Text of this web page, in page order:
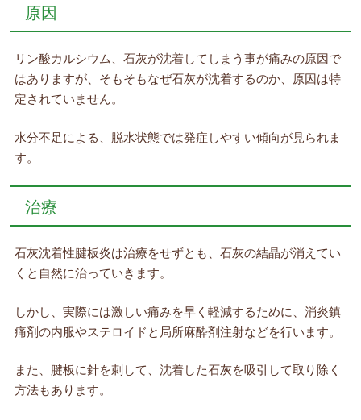
原因
リン酸カルシウム、石灰が沈着してしまう事が痛みの原因で
はありますが、そもそもなぜ石灰が沈着するのか、原因は特
定されていません。
水分不足による、脱水状態では発症しやすい傾向が見られま
す。
治療
石灰沈着性腱板炎は治療をせずとも、石灰の結晶が消えてい
くと自然に治っていきます。
しかし、実際には激しい痛みを早く軽減するために、消炎鎮
痛剤の内服やステロイドと局所麻酔剤注射などを行います。
また、腱板に針を刺して、沈着した石灰を吸引して取り除く
方法もあります。